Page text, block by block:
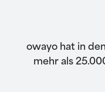
owayo hat in
mehr als